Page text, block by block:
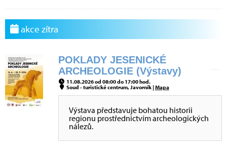
akce zítra
POKLADY JESENICKÉ
ARCHEOLOGIE (Výstavy)
11.08.2026 od 08:00 do 17:00 hod.
Soud - turistické centrum, Javorník |Mapa
Výstava představuje bohatou historii
regionu prostřednictvím archeologických
nálezů.